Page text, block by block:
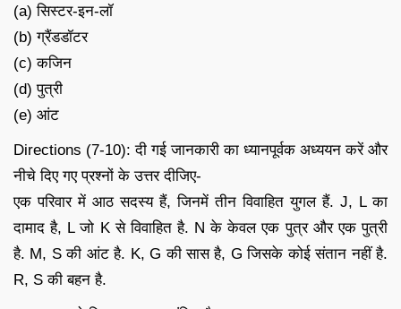
(a) सिस्टर-इन-लॉ
(b) ग्रैंडडॉटर
(c) कजिन
(d) पुत्री
(e) आंट
Directions (7-10): दी गई जानकारी का ध्यानपूर्वक अध्ययन करें और
नीचे दिए गए प्रश्नों के उत्तर दीजिए-
एक परिवार में आठ सदस्य हैं, जिनमें तीन विवाहित युगल हैं. J, L का
दामाद है, L जो K से विवाहित है. N के केवल एक पुत्र और एक पुत्री
है. M, S की आंट है. K, G की सास है, G जिसके कोई संतान नहीं है.
R, S की बहन है.